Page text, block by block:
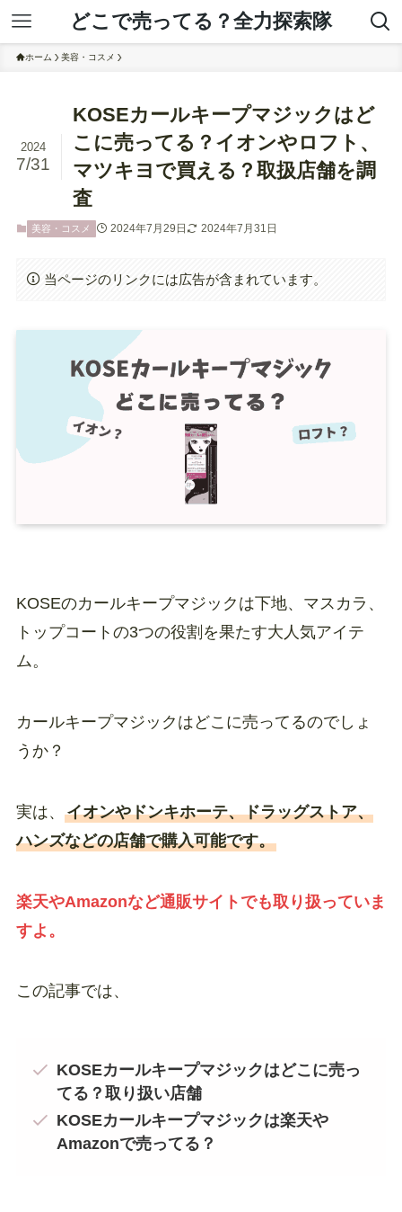
どこで売ってる？全力探索隊
ホーム 美容・コスメ
KOSEカールキープマジックはど
こに売ってる？イオンやロフト、
マツキヨで買える？取扱店舗を調
査
2024
7/31
美容・コスメ 2024年7月29日 2024年7月31日
当ページのリンクには広告が含まれています。
KOSEのカールキープマジックは下地、マスカラ、
トップコートの3つの役割を果たす大人気アイテ
ム。
カールキープマジックはどこに売ってるのでしょ
うか？
実は、 イオンやドンキホーテ、ドラッグストア、
ハンズなどの店舗で購入可能です。
楽天やAmazonなど通販サイトでも取り扱っていま
すよ。
この記事では、
KOSEカールキープマジックはどこに売っ
てる？取り扱い店舗
KOSEカールキープマジックは楽天や
Amazonで売ってる？